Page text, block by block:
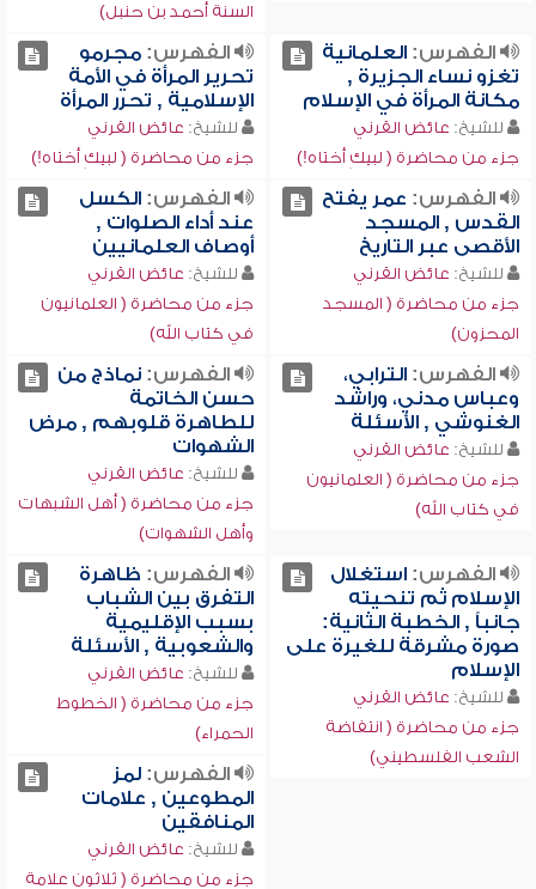
السنة أحمد بن حنبل)
الفهرس:العلمانية
تغزو نساء الجزيرة ,
مكانة المرأة في الإسلام
للشيخ: عائض القرني
جزء من محاضرة ( لبيكِ أختاه!)
الفهرس:مجرمو
تحرير المرأة في الأمة
الإسلامية , تحرر المرأة
للشيخ: عائض القرني
جزء من محاضرة ( لبيكِ أختاه!)
الفهرس: عمر يفتح
القدس , المسجد
الأقصى عبر التاريخ
للشيخ: عائض القرني
جزء من محاضرة ( المسجد
المحزون)
الفهرس:الكسل
عند أداء الصلوات ,
أوصاف العلمانيين
للشيخ: عائض القرني
جزء من محاضرة ( العلمانيون
في كتاب الله)
الفهرس:الترابي،
وعباس مدني، وراشد
الغنوشي , الأسئلة
للشيخ: عائض القرني
جزء من محاضرة ( العلمانيون
في كتاب الله)
الفهرس:نماذج من
حسن الخاتمة
للطاهرة قلوبهم , مرض
الشهوات
للشيخ: عائض القرني
جزء من محاضرة ( أهل الشبهات
وأهل الشهوات)
الفهرس:استغلال
الإسلام ثم تنحيته
جانباً , الخطبة الثانية:
صورة مشرقة للغيرة على
الإسلام
للشيخ: عائض القرني
جزء من محاضرة ( انتفاضة
الشعب الفلسطيني)
الفهرس: ظاهرة
التفرق بين الشباب
بسبب الإقليمية
والشعوبية , الأسئلة
للشيخ: عائض القرني
جزء من محاضرة ( الخطوط
الحمراء)
الفهرس:لمز
المطوعين , علامات
المنافقين
للشيخ: عائض القرني
جزء من محاضرة ( ثلاثون علامة